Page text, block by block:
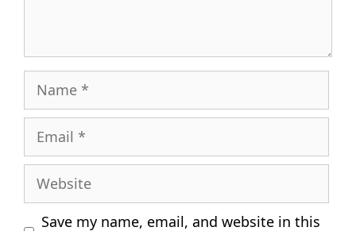
Website
Save my name, email, and website in this